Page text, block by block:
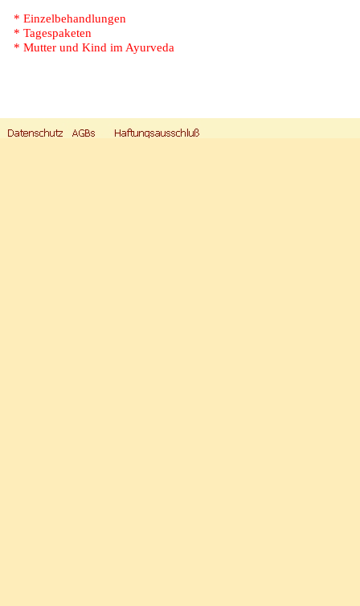
* Einzelbehandlungen
* Tagespaketen
* Mutter und Kind im Ayurveda